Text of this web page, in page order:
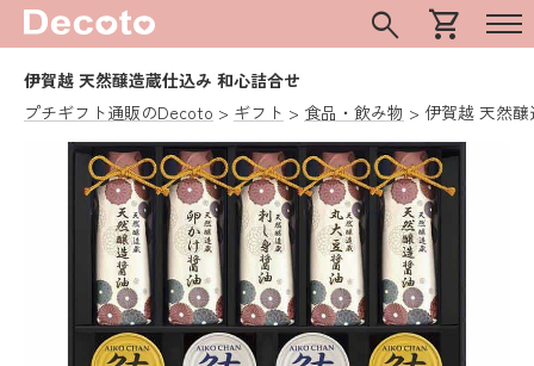
search shopping_cart
伊賀越 天然醸造蔵仕込み 和心詰合せ
プチギフト通販のDecoto
ギフト 食品・飲み物 伊賀越 天然